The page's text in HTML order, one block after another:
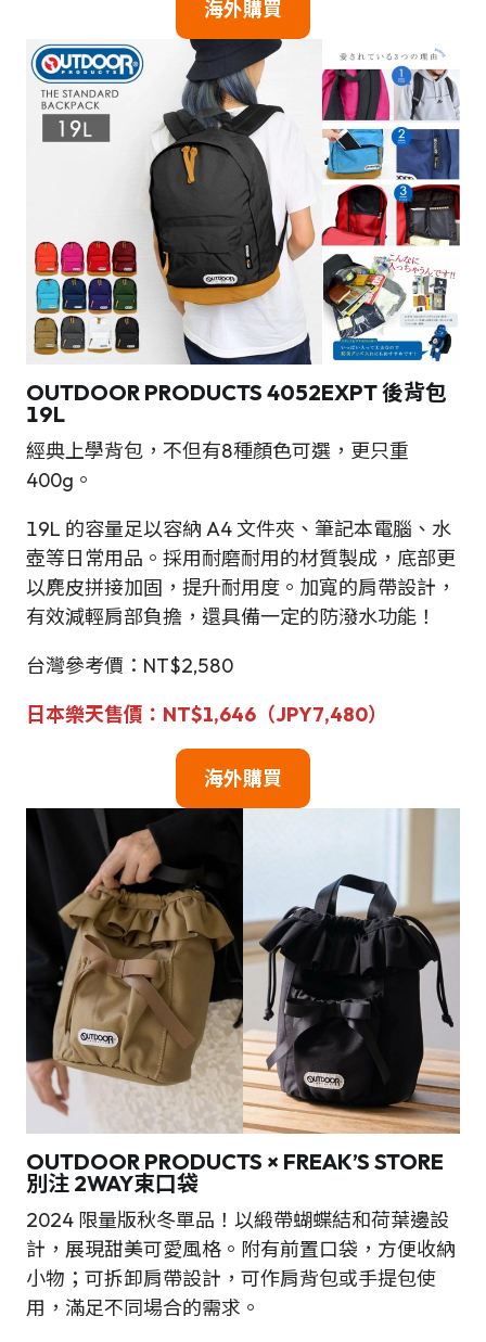
海外購買
OUTDOOR PRODUCTS 4052EXPT 後背包
19L
經典上學背包，不但有8種顏色可選，更只重
400g。
19L 的容量足以容納 A4 文件夾、筆記本電腦、水
壺等日常用品。採用耐磨耐用的材質製成，底部更
以麂皮拼接加固，提升耐用度。加寬的肩帶設計，
有效減輕肩部負擔，還具備一定的防潑水功能！
台灣參考價：NT$2,580
日本樂天售價：NT$1,646（JPY7,480）
海外購買
OUTDOOR PRODUCTS × FREAK’S STORE
別注 2WAY束口袋
2024 限量版秋冬單品！以緞帶蝴蝶結和荷葉邊設
計，展現甜美可愛風格。附有前置口袋，方便收納
小物；可拆卸肩帶設計，可作肩背包或手提包使
用，滿足不同場合的需求。